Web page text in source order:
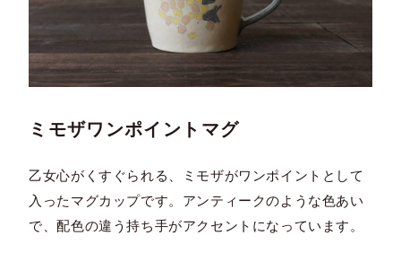
ミモザワンポイントマグ
乙女心がくすぐられる、ミモザがワンポイントとして
入ったマグカップです。アンティークのような色あい
で、配色の違う持ち手がアクセントになっています。